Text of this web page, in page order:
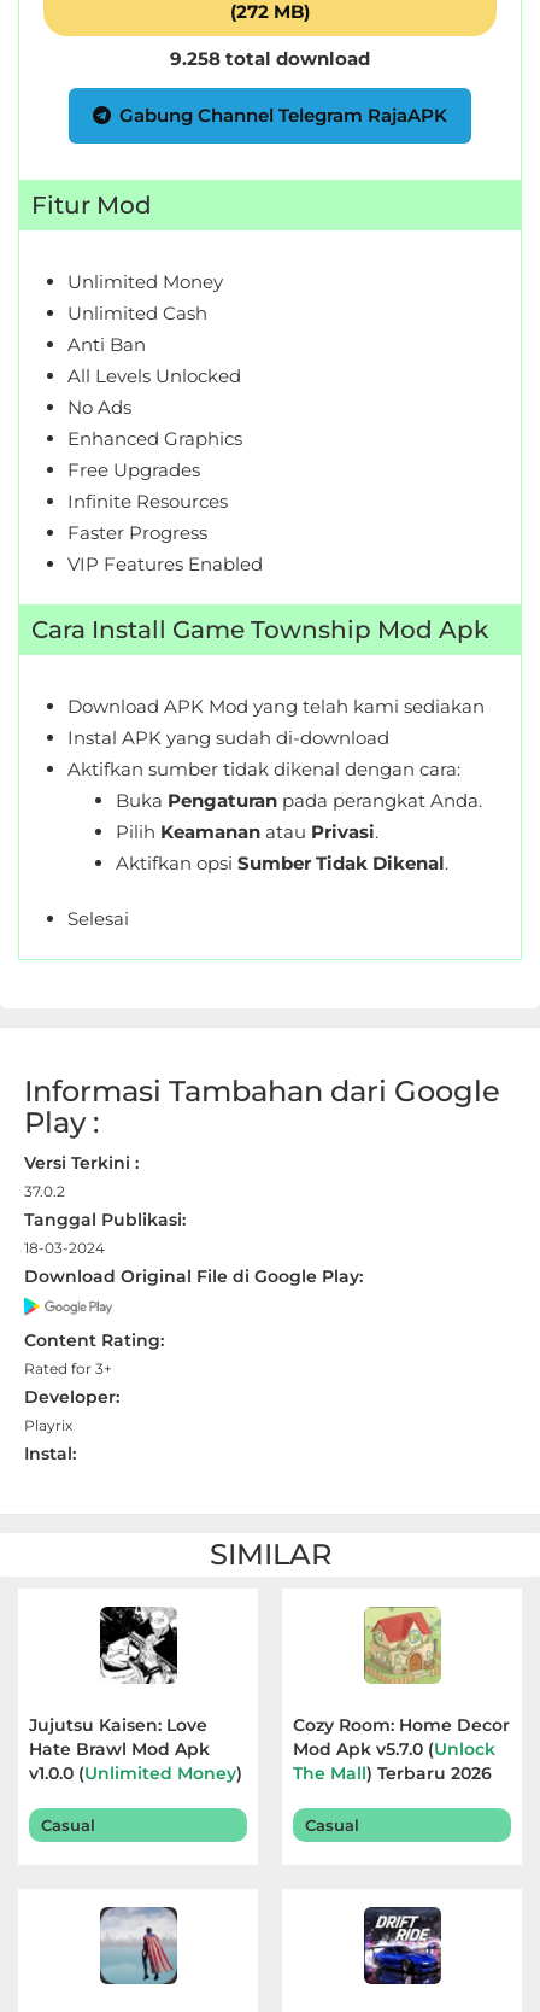
Personalisasi
Personalization
Photography
Productivity
Social
Sports
Tools
Travel
&
Local
Video
Editors
Rekomendasi
(272 MB)
9.258 total download
Gabung Channel Telegram RajaAPK
Fitur Mod
Unlimited Money
Unlimited Cash
Anti Ban
All Levels Unlocked
No Ads
Enhanced Graphics
Free Upgrades
Infinite Resources
Faster Progress
VIP Features Enabled
Cara Install Game Township Mod Apk
Download APK Mod yang telah kami sediakan
Instal APK yang sudah di-download
Aktifkan sumber tidak dikenal dengan cara:
Buka Pengaturan pada perangkat Anda.
Pilih Keamanan atau Privasi.
Aktifkan opsi Sumber Tidak Dikenal.
Selesai
Informasi Tambahan dari Google
Play :
Versi Terkini :
37.0.2
Tanggal Publikasi:
18-03-2024
Download Original File di Google Play:
Content Rating:
Rated for 3+
Developer:
Playrix
Instal:
SIMILAR
Jujutsu Kaisen: Love
Hate Brawl Mod Apk
v1.0.0 (Unlimited Money)
Casual
Cozy Room: Home Decor
Mod Apk v5.7.0 (Unlock
The Mall) Terbaru 2026
Casual